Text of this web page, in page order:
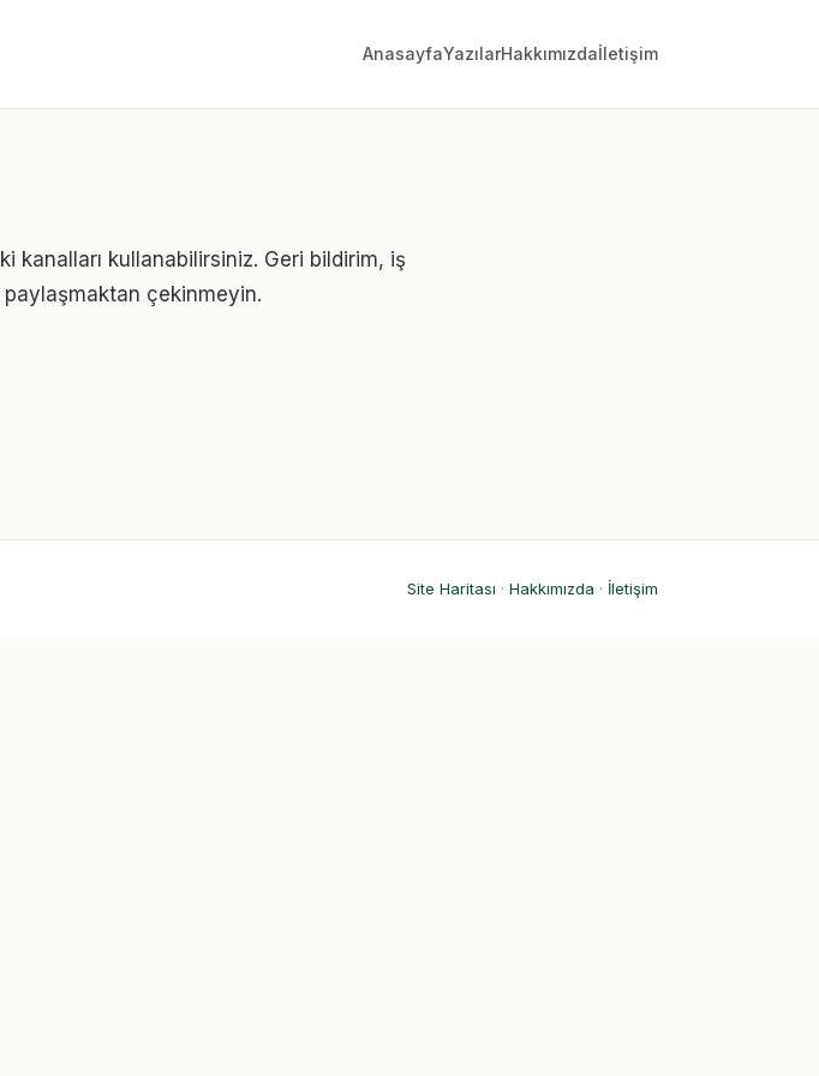
AnasayfaYazılarHakkımızdaİletişim
kanalları kullanabilirsiniz. Geri bildirim, iş
paylaşmaktan çekinmeyin.
Site Haritası · Hakkımızda · İletişim